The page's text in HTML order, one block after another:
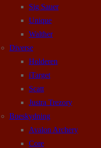
Sig Sauer
Unique
Walther
Diverse
Holderen
iTarget
Scatt
Justra Trezory
Bueskydning
Avalon Archery
Core